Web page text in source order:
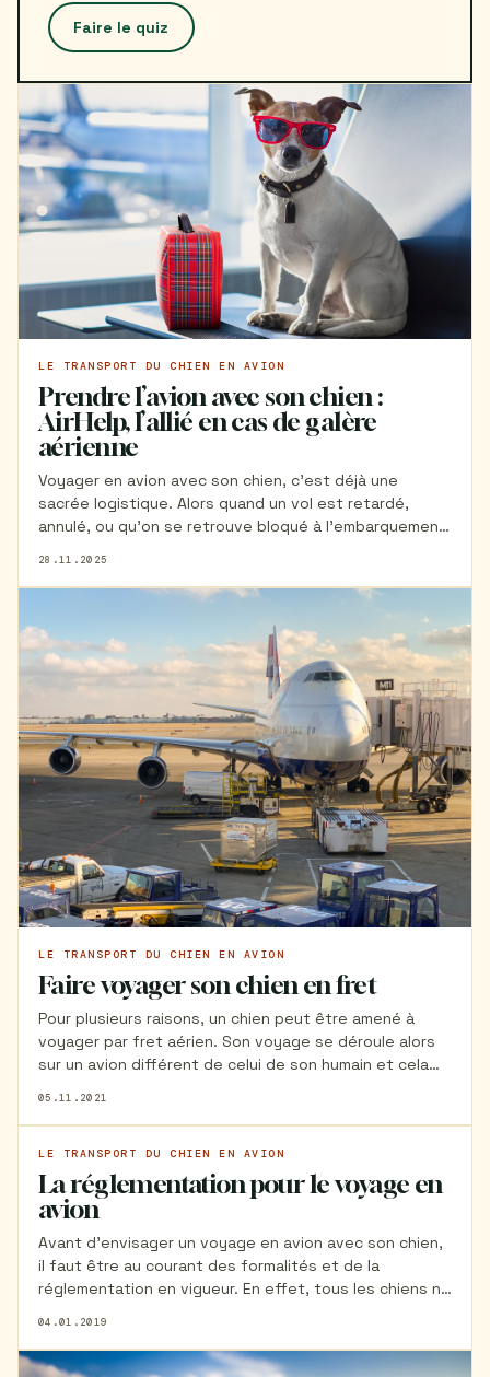
Faire le quiz
LE TRANSPORT DU CHIEN EN AVION
Prendre l’avion avec son chien :
AirHelp, l’allié en cas de galère
aérienne
Voyager en avion avec son chien, c’est déjà une
sacrée logistique. Alors quand un vol est retardé,
annulé, ou qu’on se retrouve bloqué à l’embarquement,
son compagnon à quatre pattes. Découvrez tous nos
conseils dans cet article pour gérer au mieux les
possibles galères aériennes avec votre chien.
28.11.2025
LE TRANSPORT DU CHIEN EN AVION
Faire voyager son chien en fret
Pour plusieurs raisons, un chien peut être amené à
voyager par fret aérien. Son voyage se déroule alors
sur un avion différent de celui de son humain et cela
cet article Sophie témoigne de son expérience lors de
son voyage en Nouvelle Calédonie avec sa chienne
Kwini.
05.11.2021
LE TRANSPORT DU CHIEN EN AVION
La réglementation pour le voyage en
avion
Avant d'envisager un voyage en avion avec son chien,
il faut être au courant des formalités et de la
réglementation en vigueur. En effet, tous les chiens ne
règles.
04.01.2019